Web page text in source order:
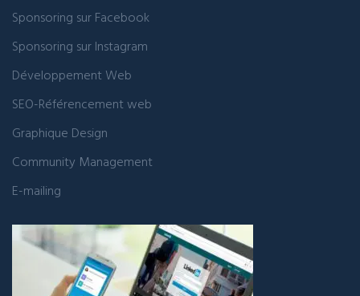
Sponsoring sur Facebook
Sponsoring sur Instagram
Développement Web
SEO-Référencement web
Graphique Design
Community Management
E-mailing